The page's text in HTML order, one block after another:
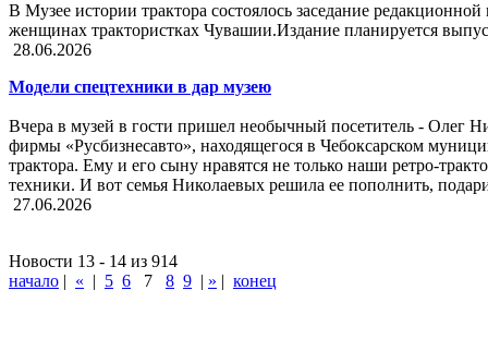
В Музее истории трактора состоялось заседание
женщинах трактористках Чувашии.Издание планируется
28.06.2026
Модели спецтехники в дар музею
Вчера в музей в гости пришел необычный посетитель - Олег
фирмы «Русбизнесавто», находящегося в Чебоксарском
трактора. Ему и его сыну нравятся не только наши ретро-
техники. И вот семья Николаевых решила ее пополнить,
27.06.2026
Новости 13 - 14 из 914
начало | « | 5 6 7 8 9 | » | конец